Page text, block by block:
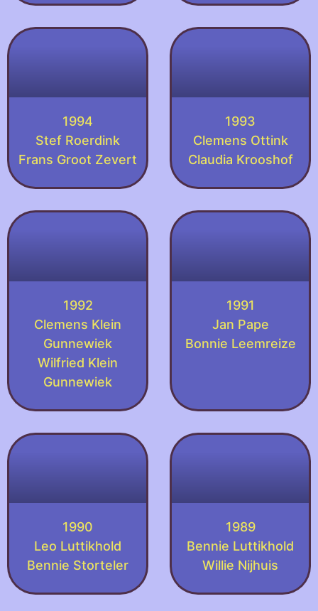
1994
Stef Roerdink
Frans Groot Zevert
1993
Clemens Ottink
Claudia Krooshof
1992
Clemens Klein
Gunnewiek
Wilfried Klein
Gunnewiek
1991
Jan Pape
Bonnie Leemreize
1990
Leo Luttikhold
Bennie Storteler
1989
Bennie Luttikhold
Willie Nijhuis